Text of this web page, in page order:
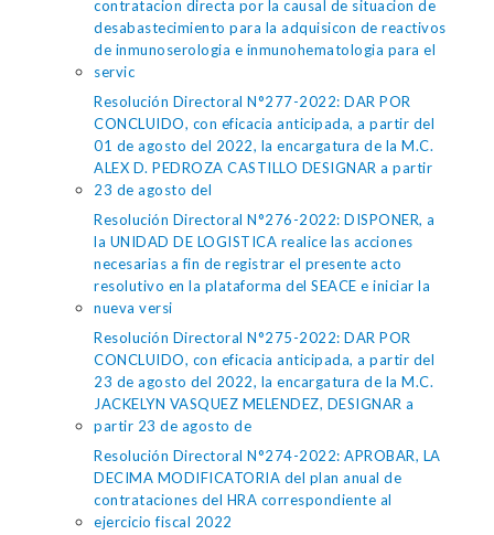
contratacion directa por la causal de situacion de
desabastecimiento para la adquisicon de reactivos
de inmunoserologia e inmunohematologia para el
servic
Resolución Directoral N°277-2022: DAR POR
CONCLUIDO, con eficacia anticipada, a partir del
01 de agosto del 2022, la encargatura de la M.C.
ALEX D. PEDROZA CASTILLO DESIGNAR a partir
23 de agosto del
Resolución Directoral N°276-2022: DISPONER, a
la UNIDAD DE LOGISTICA realice las acciones
necesarias a fin de registrar el presente acto
resolutivo en la plataforma del SEACE e iniciar la
nueva versi
Resolución Directoral N°275-2022: DAR POR
CONCLUIDO, con eficacia anticipada, a partir del
23 de agosto del 2022, la encargatura de la M.C.
JACKELYN VASQUEZ MELENDEZ, DESIGNAR a
partir 23 de agosto de
Resolución Directoral N°274-2022: APROBAR, LA
DECIMA MODIFICATORIA del plan anual de
contrataciones del HRA correspondiente al
ejercicio fiscal 2022